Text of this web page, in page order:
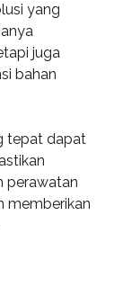
yang
juga
bahan
tepat dapat
perawatan
memberikan